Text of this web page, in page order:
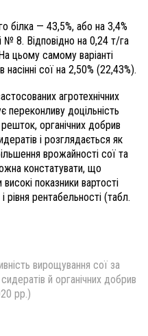
білка — 43,5%, або на 3,4%
№ 8. Відповідно на 0,24 т/га
цьому самому варіанті
насінні сої на 2,50% (22,43%).
агротехнічних
переконливу доцільність
органічних добрив
і розглядається як
врожайності сої та
констатувати, що
показники вартості
рівня рентабельності (табл.
вирощування сої за
й органічних добрив
рр.)